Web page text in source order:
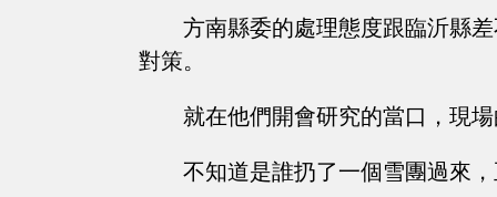
方南縣委的處理態度跟臨沂縣
對策。
就在他們開會研究的當口，現
不知道是誰扔了一個雪團過來